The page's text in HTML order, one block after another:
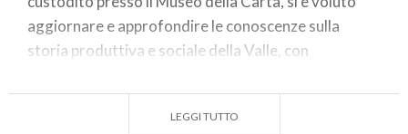
aggiornare e approfondire le conoscenze sulla
storia produttiva e sociale della Valle, con
singole cartiere e al loro sviluppo nel tempo.
La carta compie da sempre la nobile funzione di
LEGGI TUTTO